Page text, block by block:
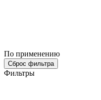
По применению
Сброс фильтра
Фильтры